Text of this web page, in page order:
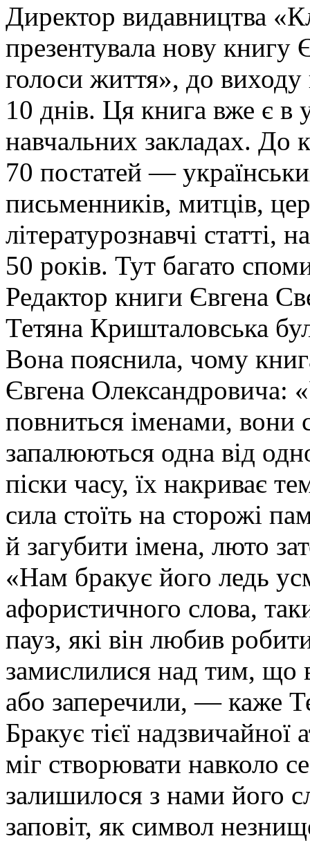
Директор видавництва
презентувала нову книгу
голоси життя», до виходу
10 днів. Ця книга вже є в
навчальних закладах. До
70 постатей —
письменників, митців,
літературознавчі
50 років. Тут багато
Редактор книги Євгена
Тетяна Кришталовська
Вона пояснила, чому
Євгена Олександровича:
повниться іменами, вони
запалюються одна від
піски часу, їх накриває
сила стоїть на сторожі
й загубити імена, люто
«Нам бракує його ледь
афористичного слова,
пауз, які він любив
замислилися над тим, що
або заперечили, — каже
Бракує тієї
міг створювати навколо
залишилося з нами його
заповіт, як символ